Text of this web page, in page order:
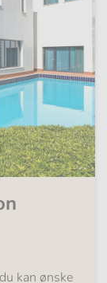
kan ønske